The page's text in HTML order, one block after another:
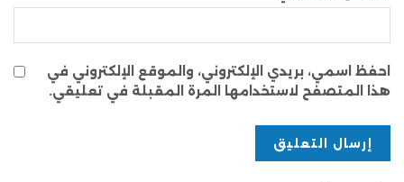
احفظ اسمي، بريدي الإلكتروني، والموقع الإلكتروني في
هذا المتصفح لاستخدامها المرة المقبلة في تعليقي.